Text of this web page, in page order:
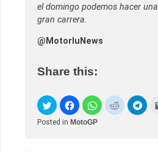
el domingo podemos hacer una
gran carrera.
@MotorluNews
Share this:
Posted in MotoGP